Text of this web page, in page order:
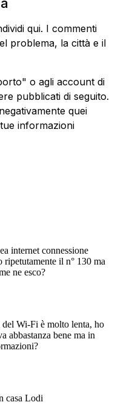
qui. I commenti
problema, la città e il
o agli account di
pubblicati di seguito.
quei
informazioni